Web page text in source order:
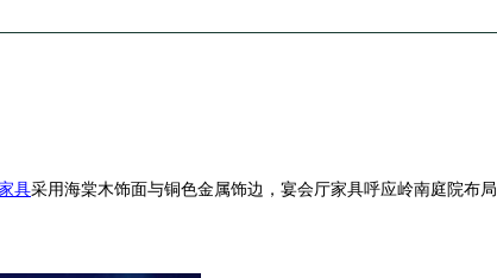
具采用海棠木饰面与铜色金属饰边，宴会厅家具呼应岭南庭院布